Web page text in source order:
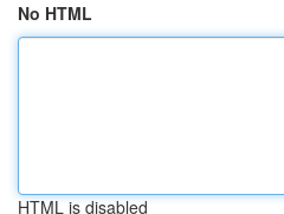
No HTML
HTML is disabled